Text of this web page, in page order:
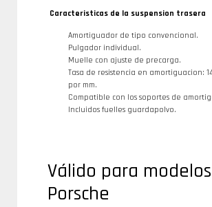
Caracteristicas de la suspension trasera
Amortiguador de tipo convencional.
Pulgador individual.
Muelle con ajuste de precarga.
Tasa de resistencia en amortiguacion:
por mm.
Compatible con los soportes de
Incluidos fuelles guardapolvo.
Válido para modelos
Porsche